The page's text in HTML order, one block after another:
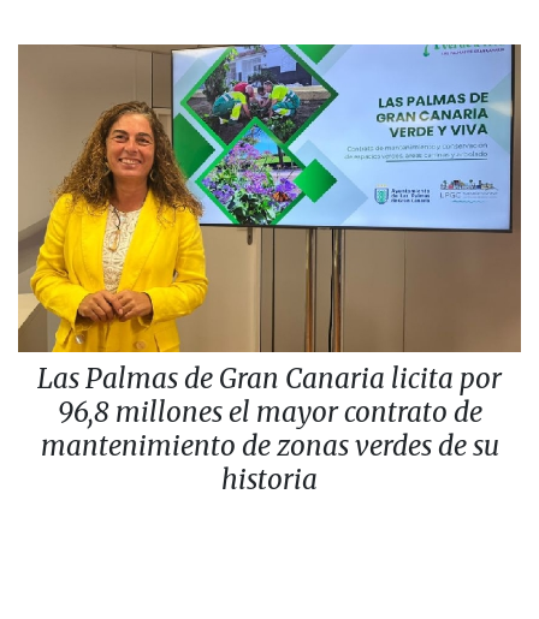
Las Palmas de Gran Canaria licita por
96,8 millones el mayor contrato de
mantenimiento de zonas verdes de su
historia